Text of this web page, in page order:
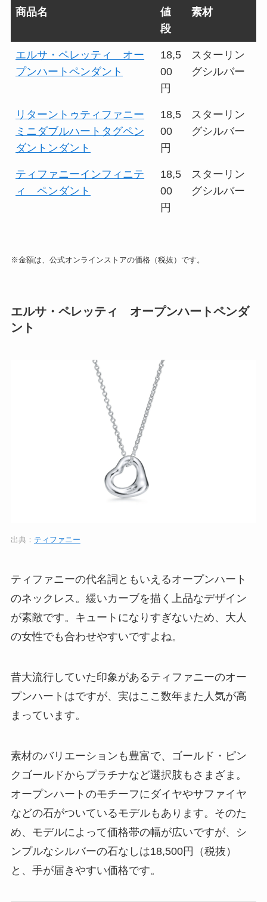
商品名
値
段
素材
エルサ・ペレッティ オー
プンハートペンダント
18,5
00
円
スターリン
グシルバー
リターントゥティファニー
ミニダブルハートタグペン
ダントンダント
18,5
00
円
スターリン
グシルバー
ティファニーインフィニテ
ィ ペンダント
18,5
00
円
スターリン
グシルバー
※金額は、公式オンラインストアの価格（税抜）です。
エルサ・ペレッティ オープンハートペンダ
ント
出典： ティファニー
ティファニーの代名詞ともいえるオープンハート
のネックレス。緩いカーブを描く上品なデザイン
が素敵です。キュートになりすぎないため、大人
の女性でも合わせやすいですよね。
昔大流行していた印象があるティファニーのオー
プンハートはですが、実はここ数年また人気が高
まっています。
素材のバリエーションも豊富で、ゴールド・ピン
クゴールドからプラチナなど選択肢もさまざま。
オープンハートのモチーフにダイヤやサファイヤ
などの石がついているモデルもあります。そのた
め、モデルによって価格帯の幅が広いですが、シ
ンプルなシルバーの石なしは18,500円（税抜）
と、手が届きやすい価格です。